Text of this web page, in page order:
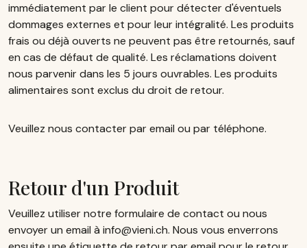
immédiatement par le client pour détecter d'éventuels
dommages externes et pour leur intégralité. Les produits
frais ou déjà ouverts ne peuvent pas être retournés, sauf
en cas de défaut de qualité. Les réclamations doivent
nous parvenir dans les 5 jours ouvrables. Les produits
alimentaires sont exclus du droit de retour.
Veuillez nous contacter par email ou par téléphone.
Retour d'un Produit
Veuillez utiliser notre formulaire de contact ou nous
envoyer un email à info@vieni.ch. Nous vous enverrons